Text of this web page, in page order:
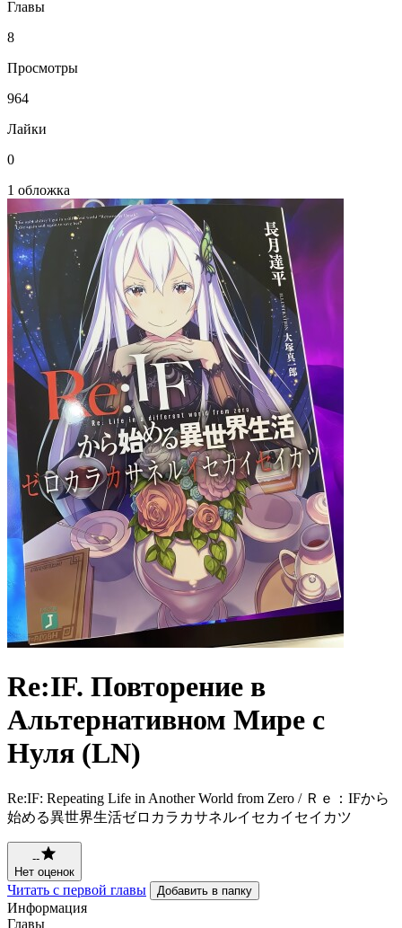
Главы
8
Просмотры
964
Лайки
0
1 обложка
Re:IF. Повторение в
Альтернативном Мире с
Нуля (LN)
Re:IF: Repeating Life in Another World from Zero / Ｒｅ：IFから
始める異世界生活ゼロカラカサネルイセカイセイカツ
--
Нет оценок
Читать с первой главы Добавить в папку
Информация
Главы